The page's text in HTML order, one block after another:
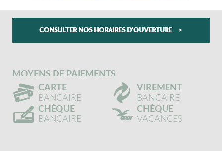
CONSULTER NOS HORAIRES D'OUVERTURE
MOYENS DE PAIEMENTS
CARTE
BANCAIRE
VIREMENT
BANCAIRE
CHÈQUE
BANCAIRE
CHÈQUE
VACANCES